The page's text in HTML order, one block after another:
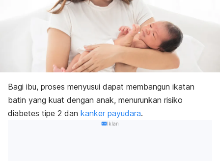
Bagi ibu, proses menyusui dapat membangun ikatan
batin yang kuat dengan anak, menurunkan risiko
diabetes tipe 2 dan kanker payudara.
Iklan